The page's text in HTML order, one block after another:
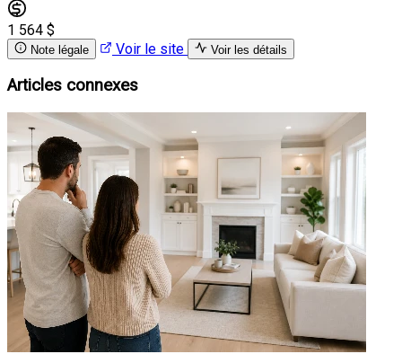
1 564 $
Note légale Voir le site Voir les détails
Articles connexes